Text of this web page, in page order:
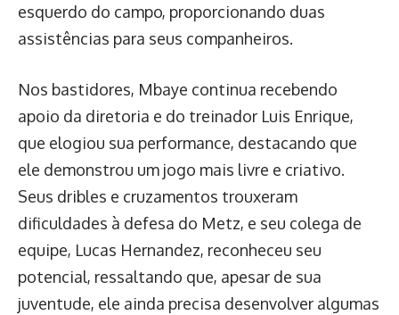
esquerdo do campo, proporcionando duas
assistências para seus companheiros.
Nos bastidores, Mbaye continua recebendo
apoio da diretoria e do treinador Luis Enrique,
que elogiou sua performance, destacando que
ele demonstrou um jogo mais livre e criativo.
Seus dribles e cruzamentos trouxeram
dificuldades à defesa do Metz, e seu colega de
equipe, Lucas Hernandez, reconheceu seu
potencial, ressaltando que, apesar de sua
juventude, ele ainda precisa desenvolver algumas